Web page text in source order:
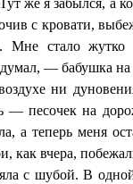
же я забылся, а
с кровати,
стало жутко
— бабушка на
ни
— песочек на
а теперь меня
как вчера,
с шубой. В